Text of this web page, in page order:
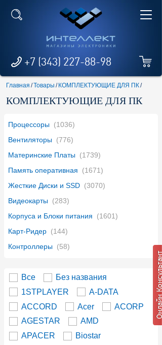
+7 (343) 227-88-98
Главная /Товары / КОМПЛЕКТУЮЩИЕ ДЛЯ ПК/
КОМПЛЕКТУЮЩИЕ ДЛЯ ПК
Процессоры (1036)
Вентиляторы (776)
Материнские Платы (1739)
Память оперативная
(1671)
Жесткие Диски и SSD (3070)
Видеокарты (283)
Корпуса и Блоки питания
(1601)
Карт-Ридер (144)
Контроллеры (58)
Все
Без названия
1STPLAYER
A-DATA
ACCORD
Acer
ACORP
AGESTAR
AMD
APACER
Biostar